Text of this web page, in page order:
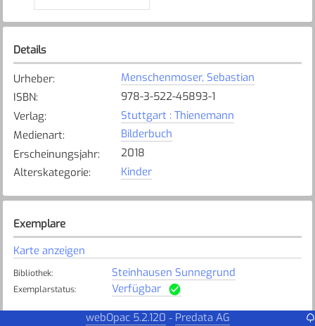
Details
Urheber:
Menschenmoser, Sebastian
ISBN:
978-3-522-45893-1
Verlag:
Stuttgart : Thienemann
Medienart:
Bilderbuch
Erscheinungsjahr:
2018
Alterskategorie: Kinder
Exemplare
Karte anzeigen
Bibliothek: Steinhausen Sunnegrund
Exemplarstatus: Verfügbar
webOpac 5.2.120 - Predata AG